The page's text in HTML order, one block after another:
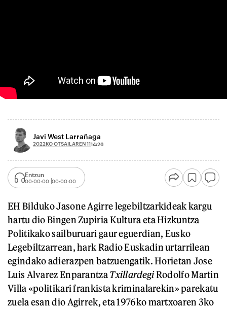
Javi West Larrañaga
2022KO OTSAILAREN 1114:26
Entzun
00:00:00 00:00:00
EH Bilduko Jasone Agirre legebiltzarkideak kargu
hartu dio Bingen Zupiria Kultura eta Hizkuntza
Politikako sailburuari gaur eguerdian, Eusko
Legebiltzarrean, hark Radio Euskadin urtarrilean
egindako adierazpen batzuengatik. Horietan Jose
Luis Alvarez EnparantzaTxillardegiRodolfo Martin
Villa «politikari frankista kriminalarekin» parekatu
zuela esan dio Agirrek, eta 1976ko martxoaren 3ko